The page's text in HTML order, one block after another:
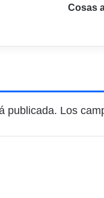
Cosas
publicada. Los